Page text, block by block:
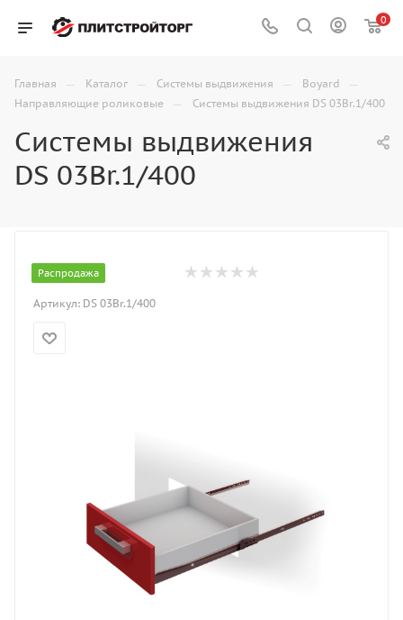
0
Главная — Каталог — Системы выдвижения — Boyard —
Направляющие роликовые — Системы выдвижения DS 03Br.1/400
Системы выдвижения
DS 03Br.1/400
Распродажа
Артикул: DS 03Br.1/400